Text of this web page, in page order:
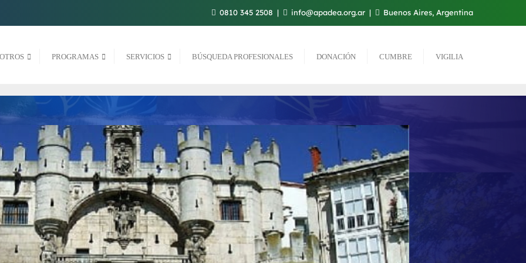
0810 345 2508 info@apadea.org.ar Buenos Aires, Argentina
PROGRAMAS SERVICIOS BÚSQUEDA PROFESIONALES DONACIÓN CUMBRE VIGILIA